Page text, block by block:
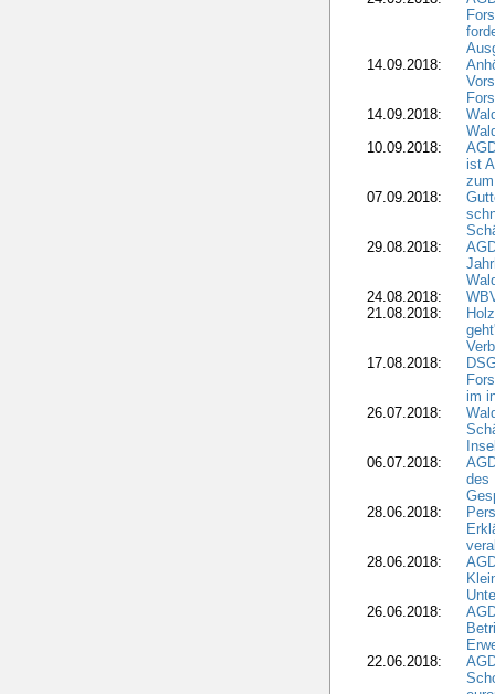
14.09.2018:
14.09.2018:
10.09.2018:
ist
07.09.2018:
29.08.2018:
24.08.2018:
21.08.2018:
17.08.2018:
im
26.07.2018:
06.07.2018:
des
28.06.2018:
28.06.2018:
26.06.2018:
22.06.2018: